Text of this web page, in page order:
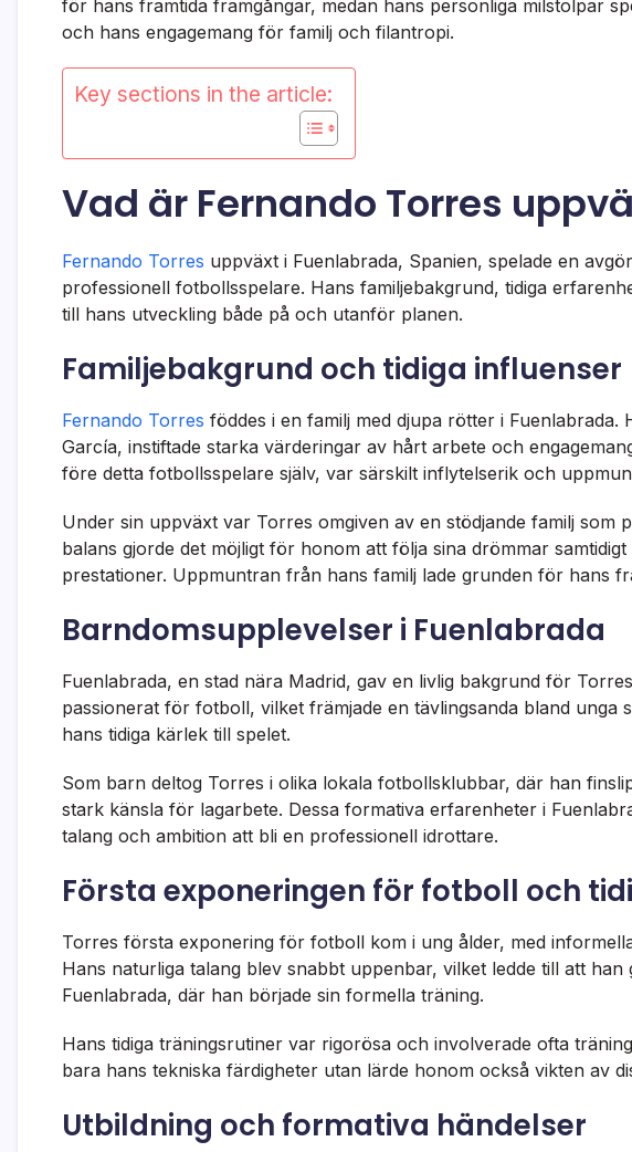
för hans framtida framgångar, medan hans personliga milstolpar
och hans engagemang för familj och filantropi.
Key sections in the article:
Vad är Fernando Torres
Fernando Torres uppväxt i Fuenlabrada, Spanien, spelade en
professionell fotbollsspelare. Hans familjebakgrund, tidiga
till hans utveckling både på och utanför planen.
Familjebakgrund och tidiga influenser
Fernando Torres föddes i en familj med djupa rötter i
García, instiftade starka värderingar av hårt arbete och
före detta fotbollsspelare själv, var särskilt inflytelserik och
Under sin uppväxt var Torres omgiven av en stödjande familj som
balans gjorde det möjligt för honom att följa sina drömmar
prestationer. Uppmuntran från hans familj lade grunden för hans
Barndomsupplevelser i Fuenlabrada
Fuenlabrada, en stad nära Madrid, gav en livlig bakgrund för
passionerat för fotboll, vilket främjade en tävlingsanda bland unga
hans tidiga kärlek till spelet.
Som barn deltog Torres i olika lokala fotbollsklubbar, där han
stark känsla för lagarbete. Dessa formativa erfarenheter i
talang och ambition att bli en professionell idrottare.
Första exponeringen för fotboll och
Torres första exponering för fotboll kom i ung ålder, med
Hans naturliga talang blev snabbt uppenbar, vilket ledde till att
Fuenlabrada, där han började sin formella träning.
Hans tidiga träningsrutiner var rigorösa och involverade ofta
bara hans tekniska färdigheter utan lärde honom också vikten av
Utbildning och formativa händelser